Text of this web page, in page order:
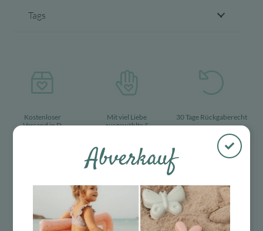
Tags
Kostenloser
Versand in D
Mit viel Liebe
ausgewählte &
30 Tage Rückgaberecht
Das Passt dazu
Abverkauf